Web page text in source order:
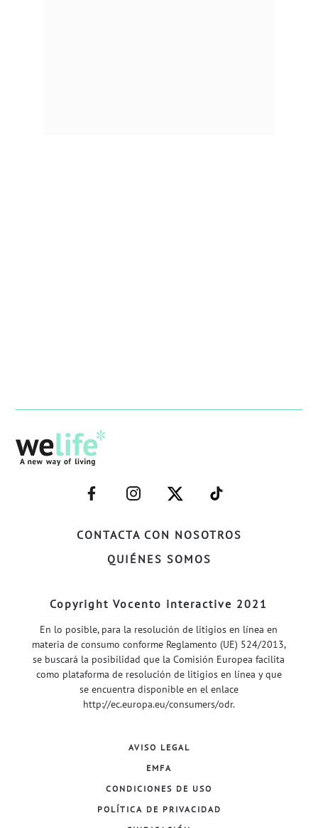
CONTACTA CON NOSOTROS
QUIÉNES SOMOS
–
FACEBOOK–
–
INSTAGRAM–
–
TWITTER–
–
WELIFE–
Copyright Vocento interactive 2021
En lo posible, para la resolución de litigios en línea en
materia de consumo conforme Reglamento (UE) 524/2013,
se buscará la posibilidad que la Comisión Europea facilita
como plataforma de resolución de litigios en línea y que
se encuentra disponible en el enlace
http://ec.europa.eu/consumers/odr.
AVISO LEGAL
EMFA
CONDICIONES DE USO
POLÍTICA DE PRIVACIDAD